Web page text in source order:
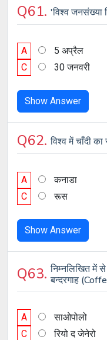
Q61. 'विश्व जनसंख्या
A 5 अप्रैल
C
30 जनवरी
Show Answer
Q62.विश्व में चाँदी
A कनाडा
C
रूस
Show Answer
Q63.निम्नलिखित में
बन्दरगाह
A साओपोलो
C
रियो द जेनेरो